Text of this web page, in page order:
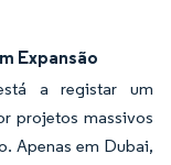
Expansão
a registar um
projetos massivos
Apenas em Dubai,